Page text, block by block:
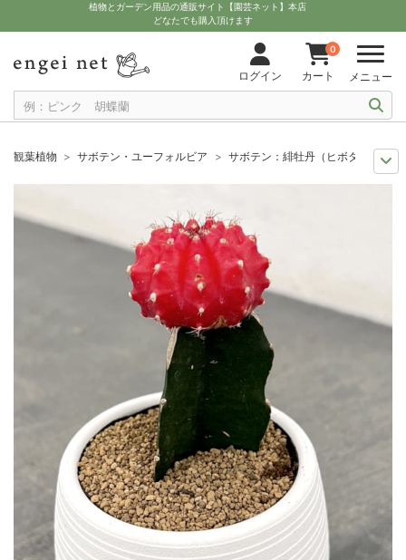
植物とガーデン用品の通販サイト【園芸ネット】本店
どなたでも購入頂けます
ログイン
0
カート メニュー
観葉植物 サボテン・ユーフォルビア
サボテン：緋牡丹（ヒボタン）3号
観葉植物特集
ポットサイズ別 3号～3.5号
サボテン：緋牡丹（ヒボタ
ギムノカリキウム属